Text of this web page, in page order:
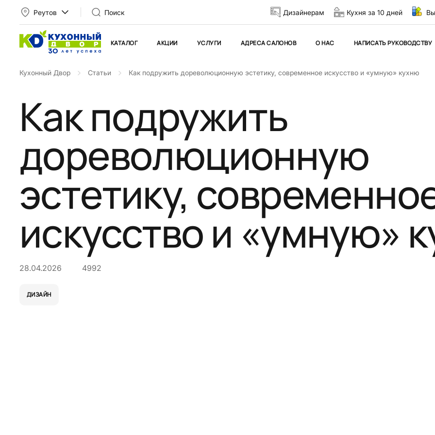
Реутов Поиск Дизайнерам Кухня за 10 дней
КАТАЛОГ АКЦИИ УСЛУГИ АДРЕСА САЛОНОВ О НАС НАПИСАТЬ РУКОВОДСТВУ
Кухонный Двор Статьи Как подружить дореволюционную эстетику, современное искусство и «умную» кухню
Как подружить
дореволюционную
эстетику,
искусство и «умную»
28.04.2026 4992
ДИЗАЙН